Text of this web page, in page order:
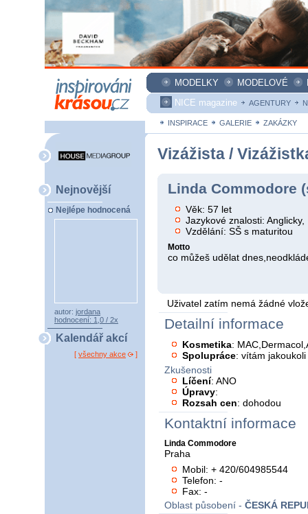
MODELKY MODELOVÉ
NICE magazine
AGENTURY
INSPIRACE GALERIE ZAKÁZKY
Nejnovější
Nejlépe hodnocená
autor: jordana
hodnocení: 1,0 / 2x
Kalendář akcí
[ všechny akce ]
Vizážista /
Linda Commodore
Věk: 57 let
Jazykové znalosti: Anglicky,
Vzdělání: SŠ s maturitou
Motto
co můžeš udělat
Uživatel zatím nemá žádné
Detailní informace
Kosmetika:
Spolupráce: vítám
Zkušenosti
Líčení: ANO
Úpravy:
Rozsah cen: dohodou
Kontaktní informace
Linda Commodore
Praha
Mobil: + 420/604985544
Telefon: -
Fax: -
Oblast působení - ČESKÁ